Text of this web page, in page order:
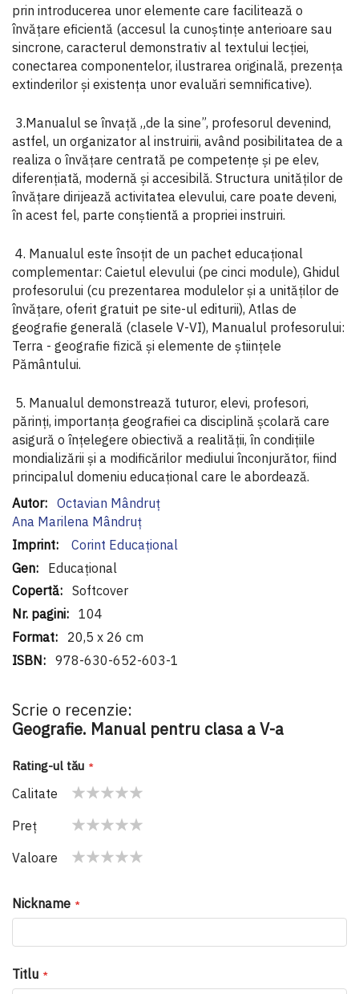
prin introducerea unor elemente care facilitează o
învăţare eficientă (accesul la cunoştinţe anterioare sau
sincrone, caracterul demonstrativ al textului lecţiei,
conectarea componentelor, ilustrarea originală, prezența
extinderilor şi existenţa unor evaluări semnificative).
3.Manualul se învaţă „de la sine”, profesorul devenind,
astfel, un organizator al instruirii, având posibilitatea de a
realiza o învăţare centrată pe competențe și pe elev,
diferenţiată, modernă şi accesibilă. Structura unităţilor de
învăţare dirijează activitatea elevului, care poate deveni,
în acest fel, parte conştientă a propriei instruiri.
4. Manualul este însoţit de un pachet educaţional
complementar: Caietul elevului (pe cinci module), Ghidul
profesorului (cu prezentarea modulelor și a unităţilor de
învăţare, oferit gratuit pe site-ul editurii), Atlas de
geografie generală (clasele V-VI), Manualul profesorului:
Terra - geografie fizică și elemente de științele
Pământului.
5. Manualul demonstrează tuturor, elevi, profesori,
părinţi, importanţa geografiei ca disciplină şcolară care
asigură o înţelegere obiectivă a realităţii, în condiţiile
mondializării şi a modificărilor mediului înconjurător, fiind
principalul domeniu educaţional care le abordează.
Informaţii
suplimentare
Octavian Mândruţ
Ana Marilena Mândruț
Corint Educaţional
Educațional
Softcover
104
20,5 x 26 cm
978-630-652-603-1
Scrie o recenzie:
Geografie. Manual pentru clasa a V-a
Rating-ul tău
Calitate
star
stars
stars
stars
stars
Preţ
star
stars
stars
stars
stars
Valoare
Nickname
Titlu